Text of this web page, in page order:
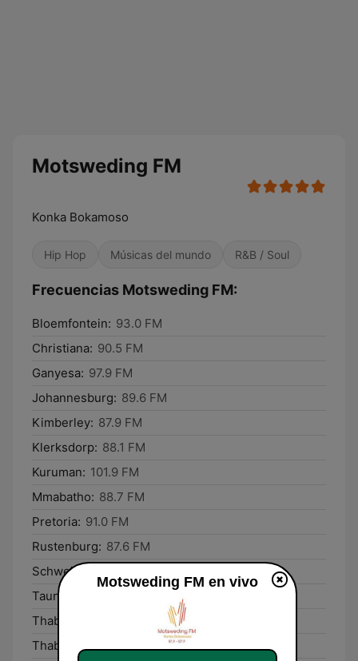
Motsweding FM
Konka Bokamoso
Hip Hop Músicas del mundo R&B / Soul
Frecuencias Motsweding FM:
Bloemfontein: 93.0 FM
Christiana: 90.5 FM
Ganyesa: 97.9 FM
Johannesburg: 89.6 FM
Kimberley: 87.9 FM
Klerksdorp: 88.1 FM
Kuruman: 101.9 FM
Mmabatho: 88.7 FM
Pretoria: 91.0 FM
Rustenburg: 87.6 FM
Schweizer-Reneke:
Taung:
Thaba Nchu:
Thabazimbi: 88.8 FM
Motsweding FM en vivo